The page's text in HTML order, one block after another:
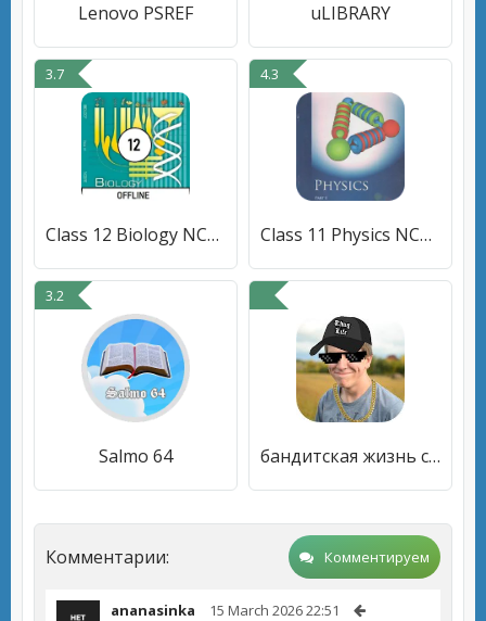
Lenovo PSREF uLIBRARY
3.7
Class 12 Biology NCERT Book
4.3
Class 11 Physics NCERT solutio
3.2
Salmo 64 бандитская жизнь стикеры фото редактор фото, мем
Комментарии: Комментируем
ananasinka 15 March 2026 22:51